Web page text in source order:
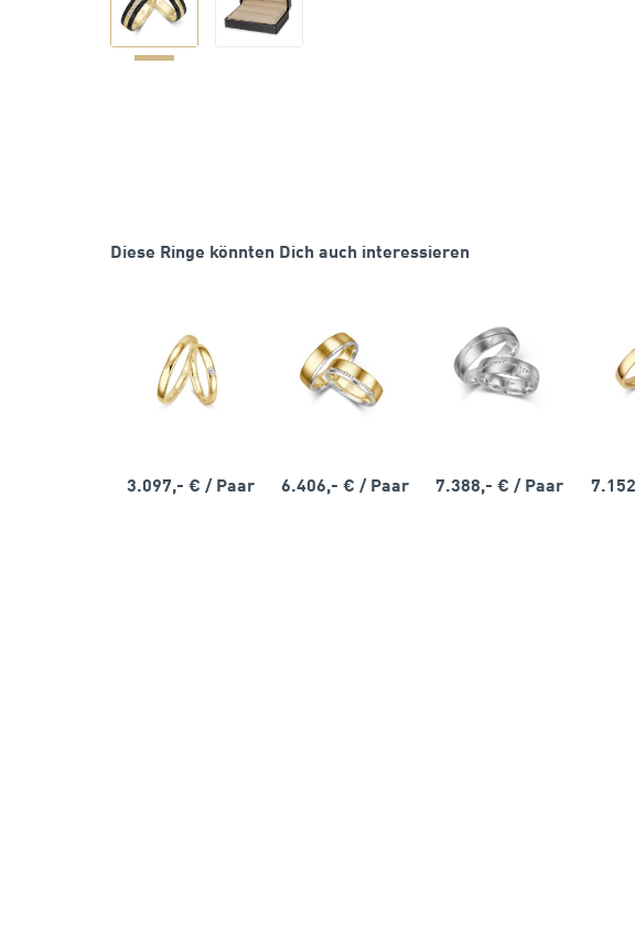
Diese Ringe könnten Dich auch interessieren
3.097,- € / Paar 6.406,- €/ Paar 7.388,- €/ Paar